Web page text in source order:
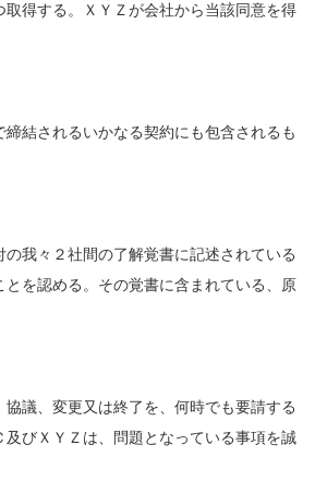
得する。ＸＹＺが会社から当該同意を得
結されるいかなる契約にも包含されるも
々２社間の了解覚書に記述されている
を認める。その覚書に含まれている、原
議、変更又は終了を、何時でも要請する
びＸＹＺは、問題となっている事項を誠